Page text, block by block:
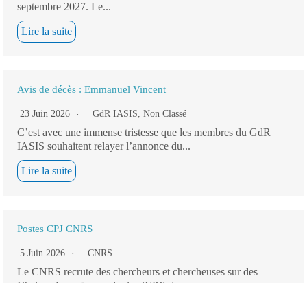
septembre 2027. Le...
Lire la suite
Avis de décès : Emmanuel Vincent
23 Juin 2026 GdR IASIS, Non Classé
C’est avec une immense tristesse que les membres du GdR
IASIS souhaitent relayer l’annonce du...
Lire la suite
Postes CPJ CNRS
5 Juin 2026 CNRS
Le CNRS recrute des chercheurs et chercheuses sur des